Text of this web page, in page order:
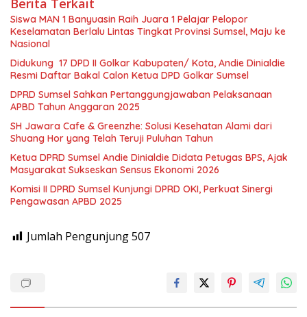
Berita Terkait
Siswa MAN 1 Banyuasin Raih Juara 1 Pelajar Pelopor
Keselamatan Berlalu Lintas Tingkat Provinsi Sumsel, Maju ke
Nasional
Didukung 17 DPD II Golkar Kabupaten/ Kota, Andie Dinialdie
Resmi Daftar Bakal Calon Ketua DPD Golkar Sumsel
DPRD Sumsel Sahkan Pertanggungjawaban Pelaksanaan
APBD Tahun Anggaran 2025
SH Jawara Cafe & Greenzhe: Solusi Kesehatan Alami dari
Shuang Hor yang Telah Teruji Puluhan Tahun
Ketua DPRD Sumsel Andie Dinialdie Didata Petugas BPS, Ajak
Masyarakat Sukseskan Sensus Ekonomi 2026
Komisi II DPRD Sumsel Kunjungi DPRD OKI, Perkuat Sinergi
Pengawasan APBD 2025
Jumlah Pengunjung507